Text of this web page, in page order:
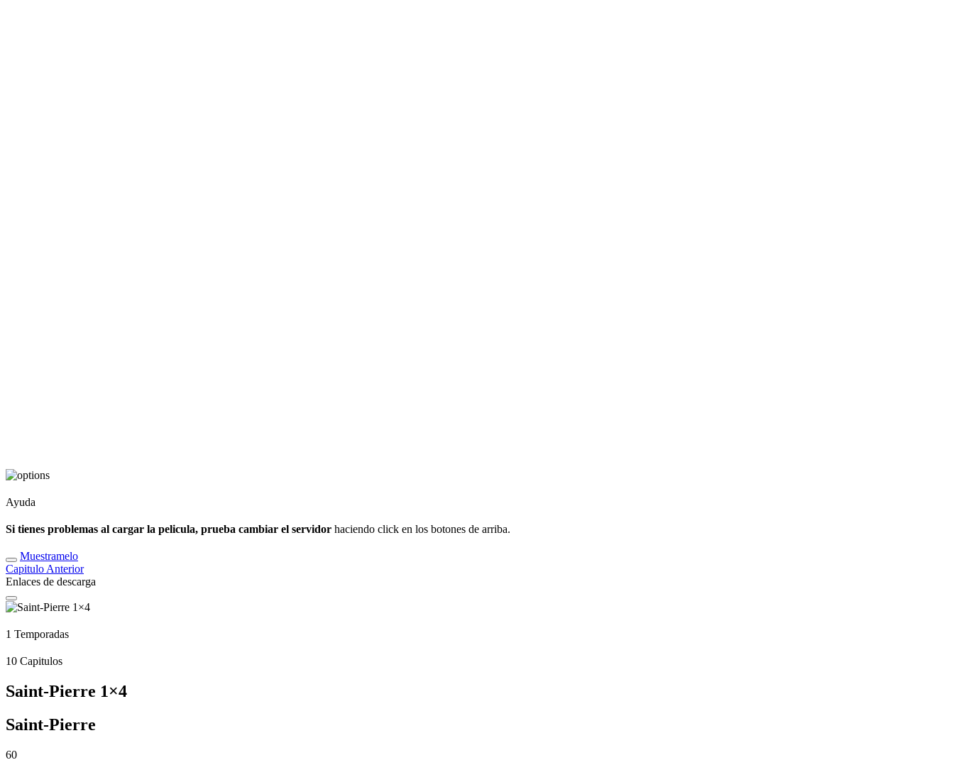
Ayuda
Si tienes problemas al cargar la pelicula, prueba cambiar el servidor haciendo click en los botones de arriba.
Muestramelo
Capitulo Anterior
Enlaces de descarga
1 Temporadas
10 Capitulos
Saint-Pierre 1×4
Saint-Pierre
60